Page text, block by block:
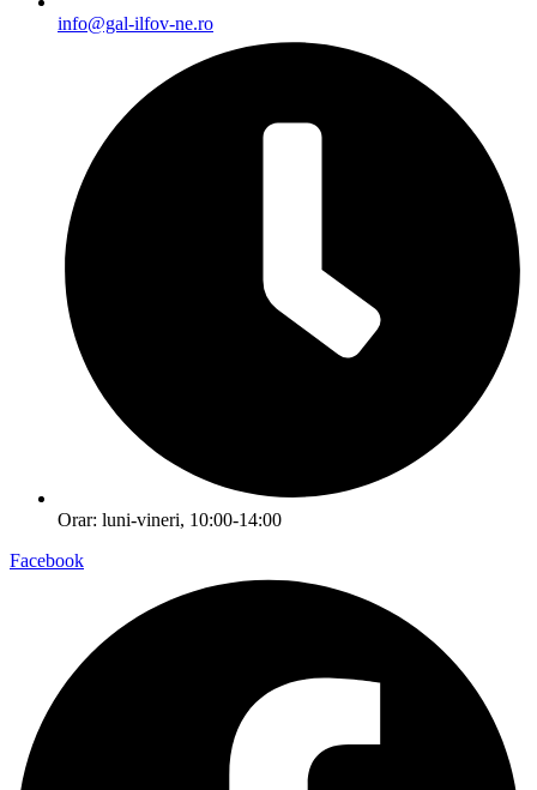
info@gal-ilfov-ne.ro
Orar: luni-vineri, 10:00-14:00
Facebook